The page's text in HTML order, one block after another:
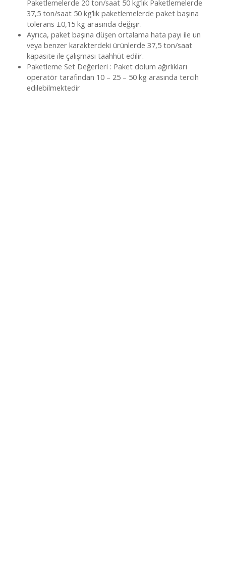
Paketlemelerde 20 ton/saat 50 kg’lık Paketlemelerde
37,5 ton/saat 50 kg’lık paketlemelerde paket başına
tolerans ±0,15 kg arasında değişir.
Ayrıca, paket başına düşen ortalama hata payı ile un
veya benzer karakterdeki ürünlerde 37,5 ton/saat
kapasite ile çalışması taahhüt edilir.
Paketleme Set Değerleri : Paket dolum ağırlıkları
operatör tarafından 10 – 25 – 50 kg arasında tercih
edilebilmektedir